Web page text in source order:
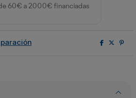
60€ a 2000€ financiadas